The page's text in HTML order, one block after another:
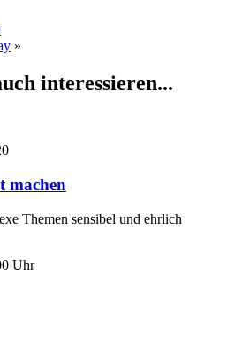
»
interessieren...
machen
Themen sensibel und ehrlich
Uhr